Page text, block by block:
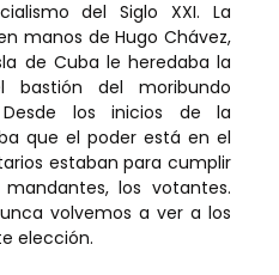
del Siglo XXI. La
manos de Hugo Chávez,
de Cuba le heredaba la
bastión del moribundo
los inicios de la
que el poder está en el
estaban para cumplir
los votantes.
volvemos a ver a los
elección.